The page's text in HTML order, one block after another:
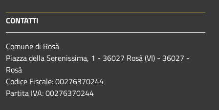
CONTATTI
Comune di Rosà
Piazza della Serenissima, 1 - 36027 Rosà (VI) - 36027 -
Rosà
Codice Fiscale: 00276370244
Partita IVA: 00276370244